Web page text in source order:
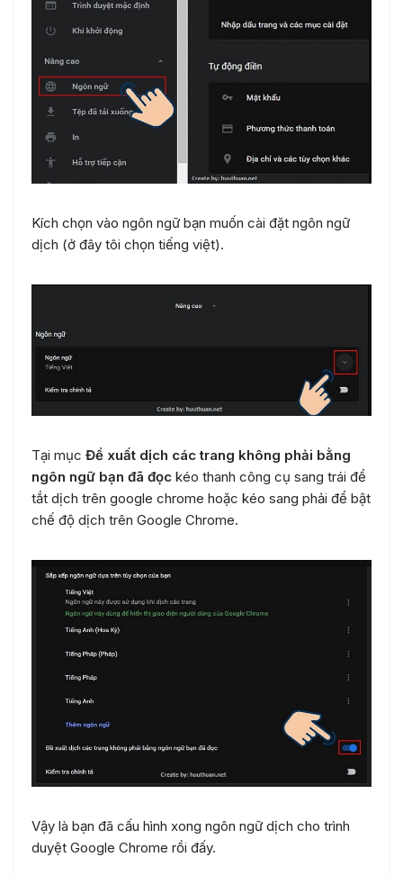
Kích chọn vào ngôn ngữ bạn muốn cài đặt ngôn ngữ
dịch (ở đây tôi chọn tiếng việt).
Tại mục Đề xuất dịch các trang không phải bằng
ngôn ngữ bạn đã đọc kéo thanh công cụ sang trái để
tắt dịch trên google chrome hoặc kéo sang phải để bật
chế độ dịch trên Google Chrome.
Vậy là bạn đã cấu hình xong ngôn ngữ dịch cho trình
duyệt Google Chrome rồi đấy.